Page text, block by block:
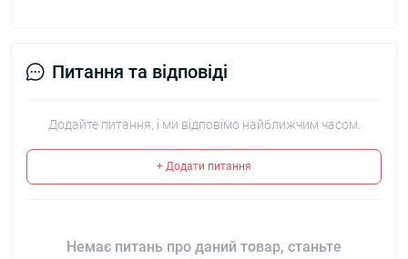
Питання та відповіді
Додайте питання, і ми відповімо найближчим часом.
+ Додати питання
Немає питань про даний товар, станьте